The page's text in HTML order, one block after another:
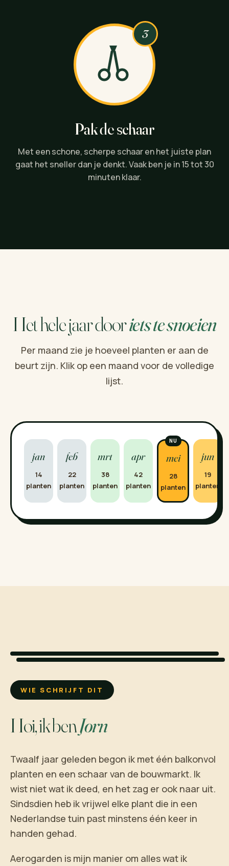
3
Pak de schaar
Met een schone, scherpe schaar en het juiste plan
gaat het sneller dan je denkt. Vaak ben je in 15 tot 30
minuten klaar.
Het hele jaar dooriets te snoeien
Per maand zie je hoeveel planten er aan de
beurt zijn. Klik op een maand voor de volledige
lijst.
jan
14
planten
feb
22
planten
mrt
38
planten
apr
42
planten
mei
28
planten
jun
19
planten
WIE SCHRIJFT DIT
Hoi, ik benJorn
Twaalf jaar geleden begon ik met één balkonvol
planten en een schaar van de bouwmarkt. Ik
wist niet wat ik deed, en het zag er ook naar uit.
Sindsdien heb ik vrijwel elke plant die in een
Nederlandse tuin past minstens één keer in
handen gehad.
Aerogarden is mijn manier om alles wat ik